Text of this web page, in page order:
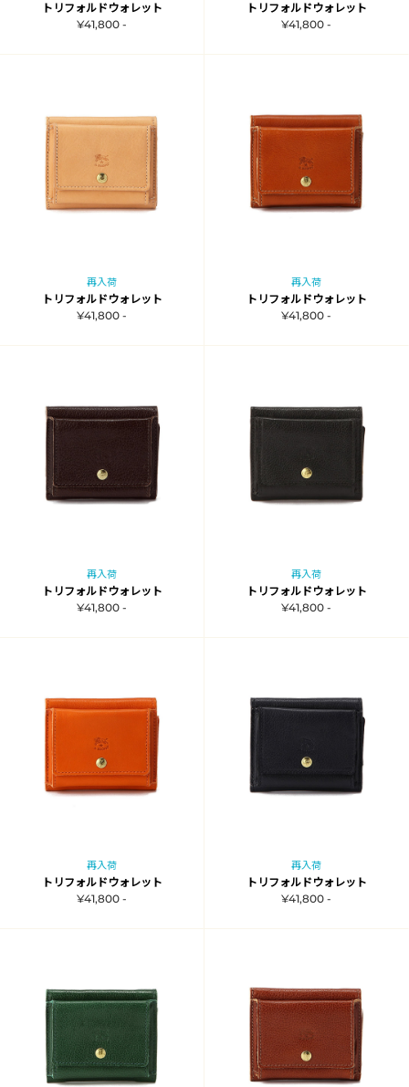
トリフォルドウォレット
¥41,800 -
トリフォルドウォレット
¥41,800 -
再入荷
トリフォルドウォレット
¥41,800 -
再入荷
トリフォルドウォレット
¥41,800 -
再入荷
トリフォルドウォレット
¥41,800 -
再入荷
トリフォルドウォレット
¥41,800 -
再入荷
トリフォルドウォレット
¥41,800 -
再入荷
トリフォルドウォレット
¥41,800 -